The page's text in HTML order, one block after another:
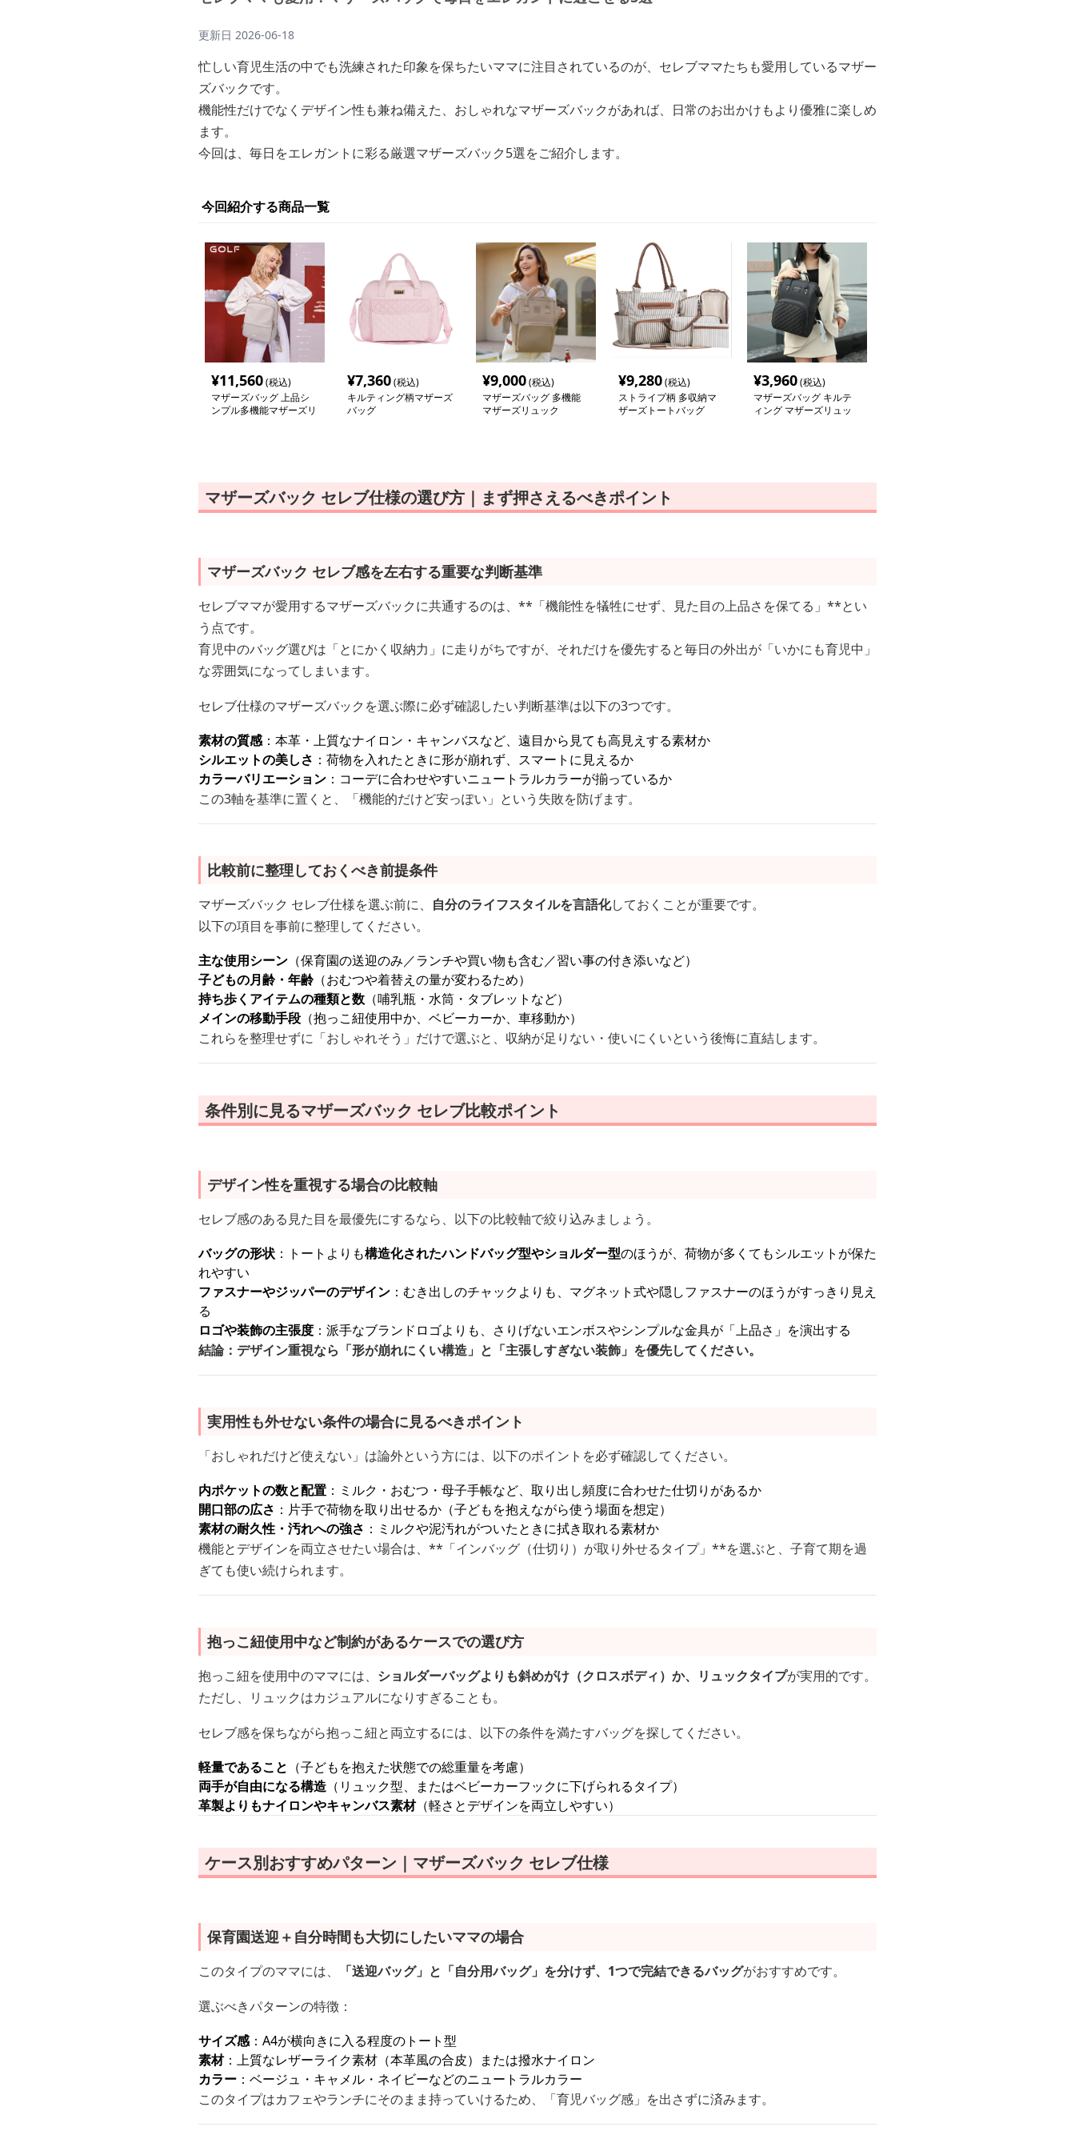
更新日 2026-06-18
忙しい育児生活の中でも洗練された印象を保ちたいママに注目されているのが、セレブママたちも愛用しているマザー
ズバックです。
機能性だけでなくデザイン性も兼ね備えた、おしゃれなマザーズバックがあれば、日常のお出かけもより優雅に楽しめ
ます。
今回は、毎日をエレガントに彩る厳選マザーズバック5選をご紹介します。
今回紹介する商品一覧
¥11,560(税込)
マザーズバッグ 上品シ
ンプル多機能マザーズリ
¥7,360(税込)
キルティング柄マザーズ
バッグ
¥9,000(税込)
マザーズバッグ 多機能
マザーズリュック
¥9,280(税込)
ストライプ柄 多収納マ
ザーズトートバッグ
¥3,960(税込)
マザーズバッグ キルテ
ィング マザーズリュッ
マザーズバック セレブ仕様の選び方｜まず押さえるべきポイント
マザーズバック セレブ感を左右する重要な判断基準
セレブママが愛用するマザーズバックに共通するのは、**「機能性を犠牲にせず、見た目の上品さを保てる」**とい
う点です。
育児中のバッグ選びは「とにかく収納力」に走りがちですが、それだけを優先すると毎日の外出が「いかにも育児中」
な雰囲気になってしまいます。
セレブ仕様のマザーズバックを選ぶ際に必ず確認したい判断基準は以下の3つです。
素材の質感：本革・上質なナイロン・キャンバスなど、遠目から見ても高見えする素材か
シルエットの美しさ ：荷物を入れたときに形が崩れず、スマートに見えるか
カラーバリエーション ：コーデに合わせやすいニュートラルカラーが揃っているか
この3軸を基準に置くと、「機能的だけど安っぽい」という失敗を防げます。
比較前に整理しておくべき前提条件
マザーズバック セレブ仕様を選ぶ前に、 自分のライフスタイルを言語化しておくことが重要です。
以下の項目を事前に整理してください。
主な使用シーン （保育園の送迎のみ／ランチや買い物も含む／習い事の付き添いなど）
子どもの月齢・年齢 （おむつや着替えの量が変わるため）
持ち歩くアイテムの種類と数 （哺乳瓶・水筒・タブレットなど）
メインの移動手段 （抱っこ紐使用中か、ベビーカーか、車移動か）
これらを整理せずに「おしゃれそう」だけで選ぶと、収納が足りない・使いにくいという後悔に直結します。
条件別に見るマザーズバック セレブ比較ポイント
デザイン性を重視する場合の比較軸
セレブ感のある見た目を最優先にするなら、以下の比較軸で絞り込みましょう。
バッグの形状 ：トートよりも構造化されたハンドバッグ型やショルダー型のほうが、荷物が多くてもシルエットが保た
れやすい
ファスナーやジッパーのデザイン ：むき出しのチャックよりも、マグネット式や隠しファスナーのほうがすっきり見え
る
ロゴや装飾の主張度 ：派手なブランドロゴよりも、さりげないエンボスやシンプルな金具が「上品さ」を演出する
結論：デザイン重視なら「形が崩れにくい構造」と「主張しすぎない装飾」を優先してください。
実用性も外せない条件の場合に見るべきポイント
「おしゃれだけど使えない」は論外という方には、以下のポイントを必ず確認してください。
内ポケットの数と配置 ：ミルク・おむつ・母子手帳など、取り出し頻度に合わせた仕切りがあるか
開口部の広さ ：片手で荷物を取り出せるか（子どもを抱えながら使う場面を想定）
素材の耐久性・汚れへの強さ ：ミルクや泥汚れがついたときに拭き取れる素材か
機能とデザインを両立させたい場合は、**「インバッグ（仕切り）が取り外せるタイプ」**を選ぶと、子育て期を過
ぎても使い続けられます。
抱っこ紐使用中など制約があるケースでの選び方
抱っこ紐を使用中のママには、 ショルダーバッグよりも斜めがけ（クロスボディ）か、リュックタイプが実用的です。
ただし、リュックはカジュアルになりすぎることも。
セレブ感を保ちながら抱っこ紐と両立するには、以下の条件を満たすバッグを探してください。
軽量であること （子どもを抱えた状態での総重量を考慮）
両手が自由になる構造 （リュック型、またはベビーカーフックに下げられるタイプ）
革製よりもナイロンやキャンバス素材（軽さとデザインを両立しやすい）
ケース別おすすめパターン｜マザーズバック セレブ仕様
保育園送迎＋自分時間も大切にしたいママの場合
このタイプのママには、 「送迎バッグ」と「自分用バッグ」を分けず、1つで完結できるバッグがおすすめです。
選ぶべきパターンの特徴：
サイズ感：A4が横向きに入る程度のトート型
素材：上質なレザーライク素材（本革風の合皮）または撥水ナイロン
カラー ：ベージュ・キャメル・ネイビーなどのニュートラルカラー
このタイプはカフェやランチにそのまま持っていけるため、「育児バッグ感」を出さずに済みます。